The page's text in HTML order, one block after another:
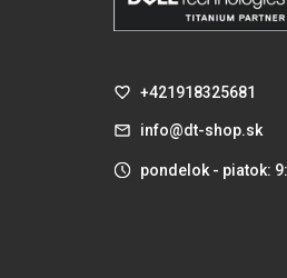
+421918325681
info@dt-shop.sk
pondelok - piatok: